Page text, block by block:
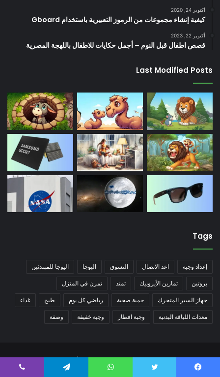
أكتوبر 24, 2020
كيفية إنشاء مجموعات من الرموز التعبيرية باستخدام Gboard
أكتوبر 22, 2023
قصص اطفال قبل النوم – أجمل حكايات للاطفال باللهجة المصرية
Last Modified Posts
Tags
إعداد وجبة اعد الاتصال التسوق اليوجا اليوجا للمبتدئين
بروتين تمارين الأيروبيك تمتد تمرن في المنزل
جهاز السير المتحرك حمية صحية رياضي كل يوم طبخ غذاء
معدات اللياقة البدنية وجبة افطار وجبة خفيفة وصفة